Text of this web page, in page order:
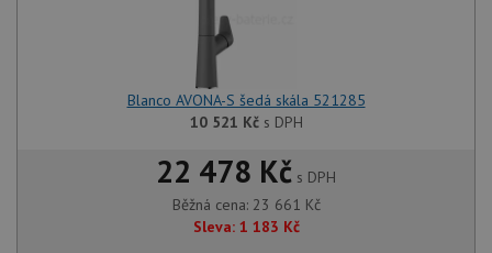
Blanco AVONA-S šedá skála 521285
10 521 Kčs DPH
22 478 Kč s DPH
Běžná cena: 23 661 Kč
Sleva: 1 183 Kč
Funkční soubory
Nezbytně nutné soubory
Výkonové soubory